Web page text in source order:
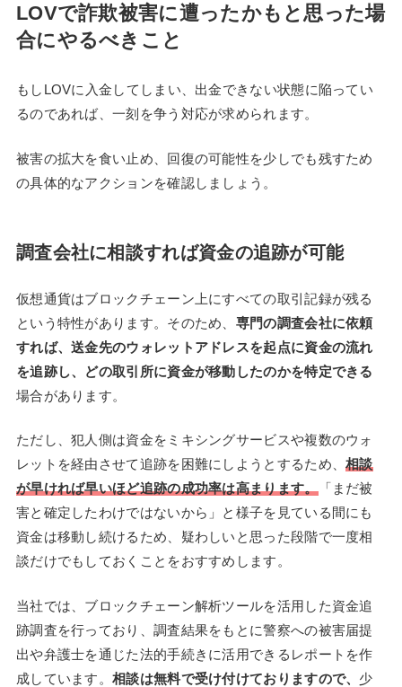
LOVで詐欺被害に遭ったかもと思った場
合にやるべきこと
もしLOVに入金してしまい、出金できない状態に陥ってい
るのであれば、一刻を争う対応が求められます。
被害の拡大を食い止め、回復の可能性を少しでも残すため
の具体的なアクションを確認しましょう。
調査会社に相談すれば資金の追跡が可能
仮想通貨はブロックチェーン上にすべての取引記録が残る
という特性があります。そのため、 専門の調査会社に依頼
すれば、送金先のウォレットアドレスを起点に資金の流れ
を追跡し、どの取引所に資金が移動したのかを特定できる
場合があります。
ただし、犯人側は資金をミキシングサービスや複数のウォ
レットを経由させて追跡を困難にしようとするため、相談
が早ければ早いほど追跡の成功率は高まります。「まだ被
害と確定したわけではないから」と様子を見ている間にも
資金は移動し続けるため、疑わしいと思った段階で一度相
談だけでもしておくことをおすすめします。
当社では、ブロックチェーン解析ツールを活用した資金追
跡調査を行っており、調査結果をもとに警察への被害届提
出や弁護士を通じた法的手続きに活用できるレポートを作
成しています。相談は無料で受け付けておりますので、 少